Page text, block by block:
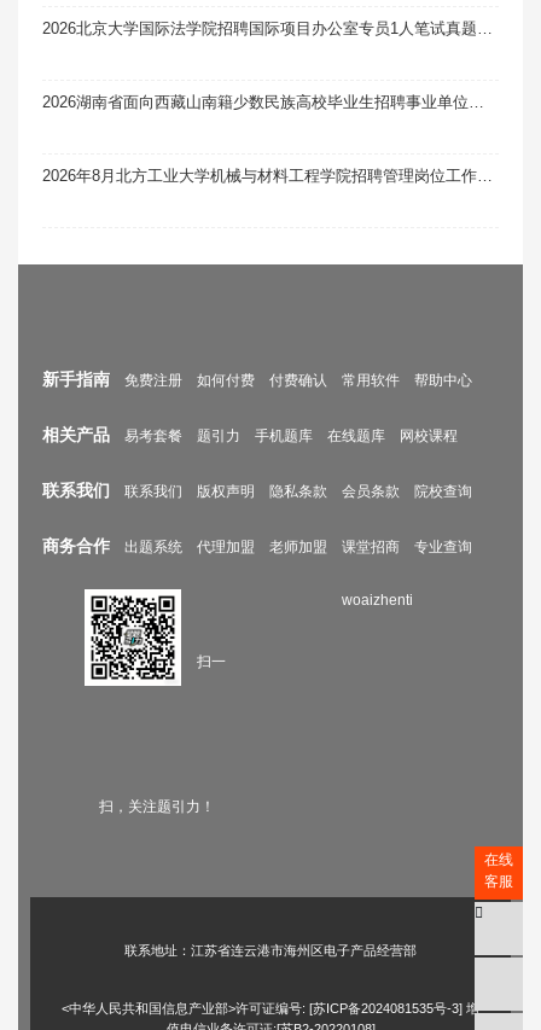
新手指南 免费注册 如何付费 付费确认 常用软件 帮助中心
相关产品 易考套餐 题引力 手机题库 在线题库 网校课程
联系我们 联系我们 版权声明 隐私条款 会员条款 院校查询
商务合作 出题系统 代理加盟 老师加盟 课堂招商 专业查询
扫一
扫，关注题引力！
woaizhenti
联系地址：江苏省连云港市海州区电子产品经营部
<中华人民共和国信息产业部>许可证编号: [苏ICP备2024081535号-3] 增
在线
客服